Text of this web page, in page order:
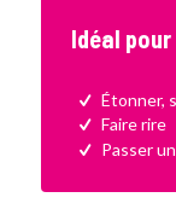
Idéal pour
Étonner,
Faire rire
Passer